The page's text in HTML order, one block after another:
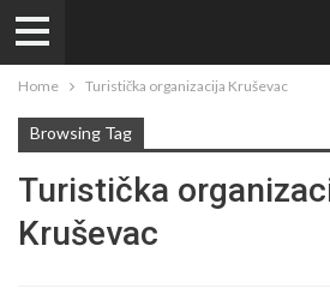
Home Turistička organizacija Kruševac
Browsing Tag
Turistička
Kruševac